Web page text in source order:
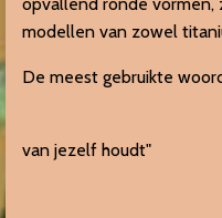
modellen van zowel
De meest gebruikte
"houd van
van jezelf houdt"